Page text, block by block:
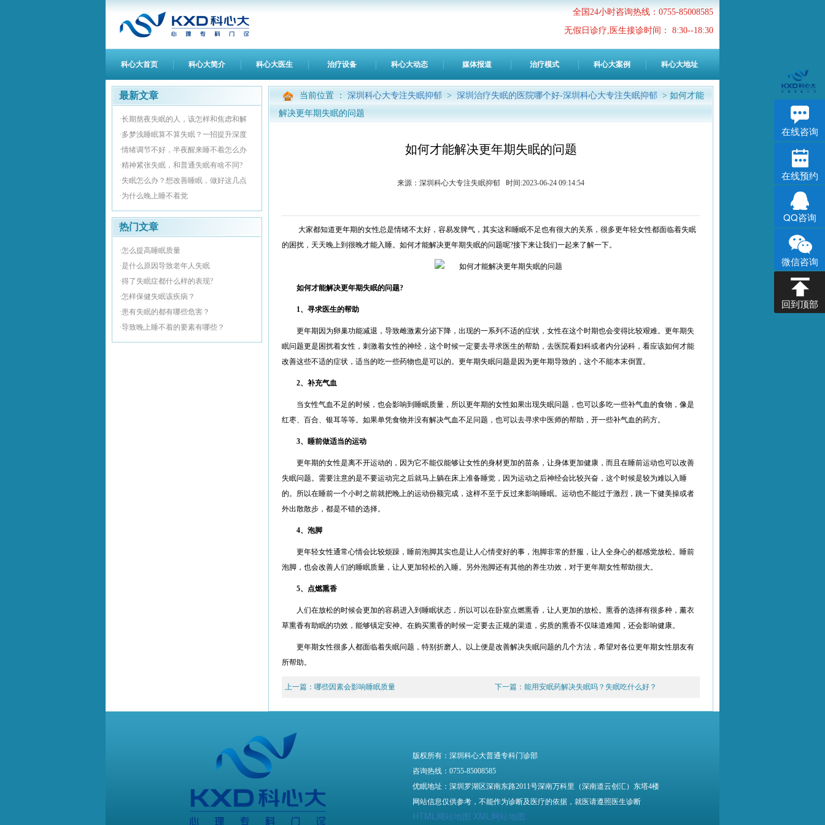
全国24小时咨询热线：0755-85008585
无假日诊疗,医生接诊时间： 8:30--18:30
科心大首页 科心大简介 科心大医生 治疗设备 科心大动态 媒体报道 治疗模式 科心大案例 科心大地址
最新文章
·长期熬夜失眠的人，该怎样和焦虑和解
·多梦浅睡眠算不算失眠？一招提升深度
·情绪调节不好，半夜醒来睡不着怎么办
·精神紧张失眠，和普通失眠有啥不同?
·失眠怎么办？想改善睡眠，做好这几点
·为什么晚上睡不着觉
热门文章
·怎么提高睡眠质量
·是什么原因导致老年人失眠
·得了失眠症都什么样的表现?
·怎样保健失眠该疾病？
·患有失眠的都有哪些危害？
·导致晚上睡不着的要素有哪些？
当前位置 ： 深圳科心大专注失眠抑郁 > 深圳治疗失眠的医院哪个好-深圳科心大专注失眠抑郁 > 如何才能
解决更年期失眠的问题
如何才能解决更年期失眠的问题
来源：深圳科心大专注失眠抑郁 时间:2023-06-24 09:14:54
大家都知道更年期的女性总是情绪不太好，容易发脾气，其实这和睡眠不足也有很大的关系，很多更年轻女性都面临着失眠
的困扰，天天晚上到很晚才能入睡。如何才能解决更年期失眠的问题呢?接下来让我们一起来了解一下。
如何才能解决更年期失眠的问题?
1、寻求医生的帮助
更年期因为卵巢功能减退，导致雌激素分泌下降，出现的一系列不适的症状，女性在这个时期也会变得比较艰难。更年期失
眠问题更是困扰着女性，刺激着女性的神经，这个时候一定要去寻求医生的帮助，去医院看妇科或者内分泌科，看应该如何才能
改善这些不适的症状，适当的吃一些药物也是可以的。更年期失眠问题是因为更年期导致的，这个不能本末倒置。
2、补充气血
当女性气血不足的时候，也会影响到睡眠质量，所以更年期的女性如果出现失眠问题，也可以多吃一些补气血的食物，像是
红枣、百合、银耳等等。如果单凭食物并没有解决气血不足问题，也可以去寻求中医师的帮助，开一些补气血的药方。
3、睡前做适当的运动
更年期的女性是离不开运动的，因为它不能仅能够让女性的身材更加的苗条，让身体更加健康，而且在睡前运动也可以改善
失眠问题。需要注意的是不要运动完之后就马上躺在床上准备睡觉，因为运动之后神经会比较兴奋，这个时候是较为难以入睡
的。所以在睡前一个小时之前就把晚上的运动份额完成，这样不至于反过来影响睡眠。运动也不能过于激烈，跳一下健美操或者
外出散散步，都是不错的选择。
4、泡脚
更年轻女性通常心情会比较烦躁，睡前泡脚其实也是让人心情变好的事，泡脚非常的舒服，让人全身心的都感觉放松。睡前
泡脚，也会改善人们的睡眠质量，让人更加轻松的入睡。另外泡脚还有其他的养生功效，对于更年期女性帮助很大。
5、点燃熏香
人们在放松的时候会更加的容易进入到睡眠状态，所以可以在卧室点燃熏香，让人更加的放松。熏香的选择有很多种，薰衣
草熏香有助眠的功效，能够镇定安神。在购买熏香的时候一定要去正规的渠道，劣质的熏香不仅味道难闻，还会影响健康。
更年期女性很多人都面临着失眠问题，特别折磨人。以上便是改善解决失眠问题的几个方法，希望对各位更年期女性朋友有
所帮助。
上一篇： 哪些因素会影响睡眠质量 下一篇：能用安眠药解决失眠吗？失眠吃什么好？
版权所有：深圳科心大普通专科门诊部
咨询热线：0755-85008585
优眠地址：深圳罗湖区深南东路2011号深南万科里（深南道云创汇）东塔4楼
网站信息仅供参考，不能作为诊断及医疗的依据，就医请遵照医生诊断
HTML网站地图 XML网站地图
在线咨询
在线预约
QQ咨询
微信咨询
回到顶部